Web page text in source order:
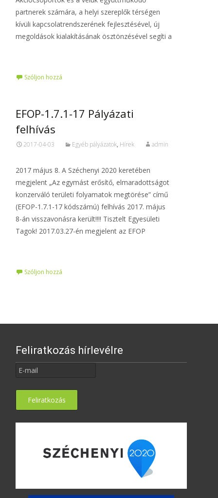
partnerek számára, a helyi szereplők térségen
kívüli kapcsolatrendszerének fejlesztésével, új
megoldások kialakításának ösztönzésével segíti a
Szóljon hozzá
EFOP-1.7.1-17 Pályázati
felhívás
2017-04-03 Egyéb pályázatok, Hírek admin
2017 május 8. A Széchenyi 2020 keretében
megjelent „Az egymást erősítő, elmaradottságot
konzerváló területi folyamatok megtörése” című
(EFOP-1.7.1-17 kódszámú) felhívás 2017. május
8-án visszavonásra került!!!! Tisztelt Egyesületi
Tagok! 2017.03.27-én megjelent az EFOP
Szóljon hozzá
Feliratkozás hírlevélre